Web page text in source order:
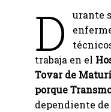
D
urante
trabaja en el
Tovar de
porque
dependiente